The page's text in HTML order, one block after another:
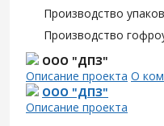
Производство
Производство
ООО "ДПЗ"
Описание проекта О
ООО "ДПЗ"
Описание проекта